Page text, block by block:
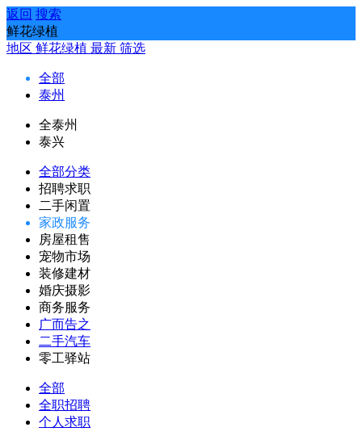
返回 搜索
鲜花绿植
地区 鲜花绿植 最新 筛选
全部
泰州
全泰州
泰兴
全部分类
招聘求职
二手闲置
家政服务
房屋租售
宠物市场
装修建材
婚庆摄影
商务服务
广而告之
二手汽车
零工驿站
全部
全职招聘
个人求职